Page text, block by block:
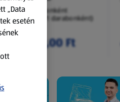
54 darabonként
(62,94 Ft/1 darabonként)
3 399,00 Ft
„Data
esetén